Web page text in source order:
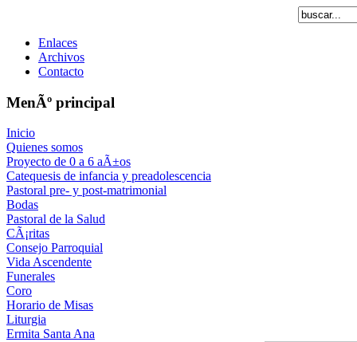
Enlaces
Archivos
Contacto
MenÃº principal
Inicio
Quienes somos
Proyecto de 0 a 6 aÃ±os
Catequesis de infancia y preadolescencia
Pastoral pre- y post-matrimonial
Bodas
Pastoral de la Salud
CÃ¡ritas
Consejo Parroquial
Vida Ascendente
Funerales
Coro
Horario de Misas
Liturgia
Ermita Santa Ana